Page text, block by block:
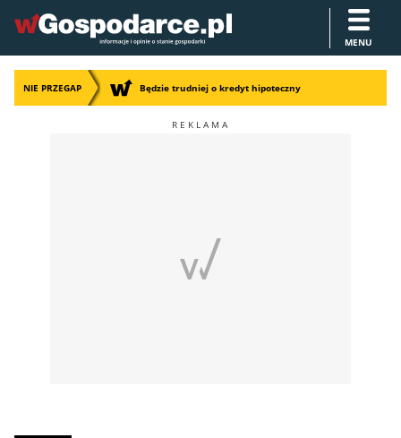
MENU
NIE PRZEGAP Będzie trudniej o kredyt hipoteczny